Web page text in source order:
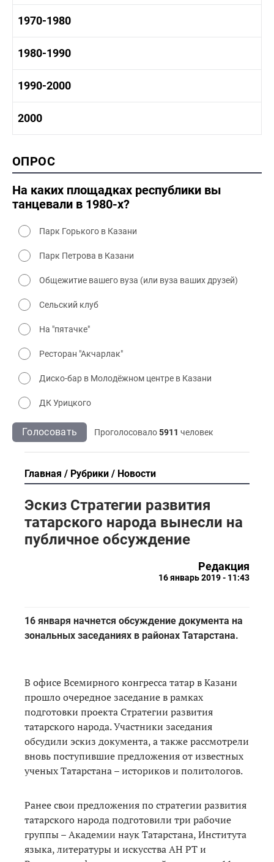
1950-1960 промышленность
1950-1960 культура
1960-1970 история
1960-1970 промышленность
1960-1970 культура
1970-1980
1970-1980 история
1970-1980 культура
1970 - 1980 быт
1980-1990
1980 -1990 история
1980-1990 культура
1990-2000
1990-2000 культура
2000
2000 промышленность
2000 культура
ОПРОС
На каких площадках республики вы
танцевали в 1980-х?
Парк Горького в Казани
Парк Петрова в Казани
Общежитие вашего вуза (или вуза ваших друзей)
Сельский клуб
На "пятачке"
Ресторан "Акчарлак"
Диско-бар в Молодёжном центре в Казани
ДК Урицкого
Голосовать Проголосовало5911 человек
Главная Рубрики Новости
Эскиз Стратегии развития
татарского народа вынесли на
публичное обсуждение
Редакция
16 январь 2019 - 11:43
16 января начнется обсуждение документа на
зональных заседаниях в районах Татарстана.
В офисе Всемирного конгресса татар в Казани
прошло очередное заседание в рамках
подготовки проекта Стратегии развития
татарского народа. Участники заседания
обсудили эскиз документа, а также рассмотрели
вновь поступившие предложения от известных
ученых Татарстана – историков и политологов.
Ранее свои предложения по стратегии развития
татарского народа подготовили три рабочие
группы – Академии наук Татарстана, Института
языка, литературы и искусства АН РТ и